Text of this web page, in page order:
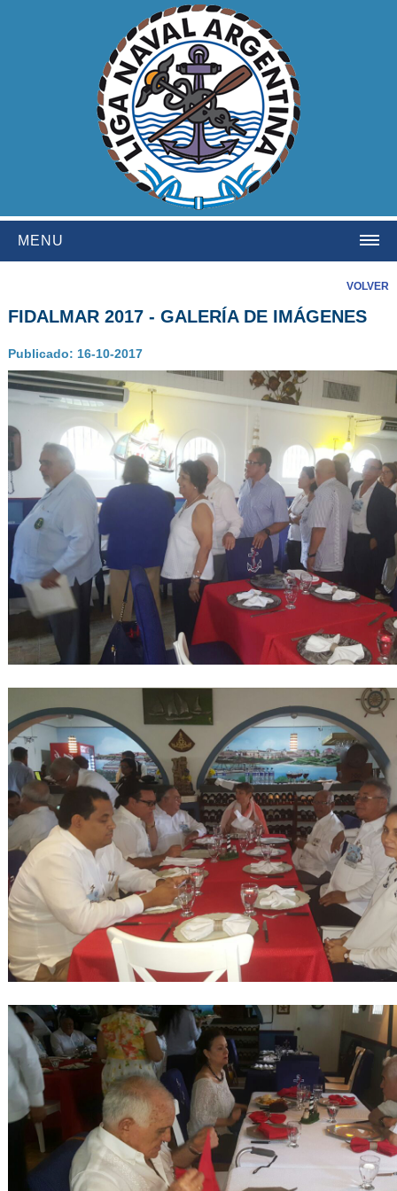
MENU
INSTITUCIONAL
NOSOTROS
HISTORIA
AUTORIDADES
BENEFICIOS
NOTICIAS & ACTIVIDADES
ESCUELA NÁUTICA
LINKS
SOCIOS
NEWSLETTER
SUSCRIBIRSE
VER NEWSLETTER
CONTACTENOS
LIBRO DE VISITAS
VOLVER
FIDALMAR 2017 - GALERÍA DE IMÁGENES
Publicado: 16-10-2017